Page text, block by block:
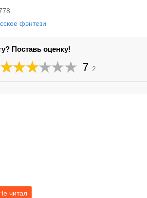
фэнтези
Поставь оценку!
7 2
читал